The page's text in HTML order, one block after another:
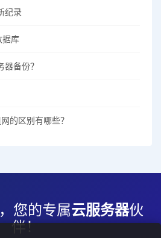
纪录
据库
备份？
的区别有哪些？
您的专属云服务器伙
伴！